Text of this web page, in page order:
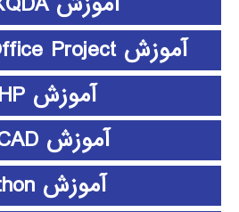
آموزش Microsoft Office Project
آموزش PHP
آموزش PSCAD
آموزش python